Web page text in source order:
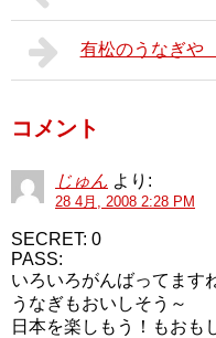
有松のうなぎや
コメント
じゅん より:
28 4月, 2008 2:28 PM
SECRET: 0
PASS:
いろいろがんばってます
うなぎもおいしそう～
日本を楽しもう！もおも